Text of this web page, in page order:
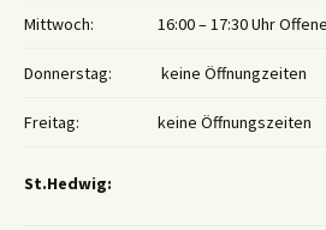
Mittwoch: 16:00 – 17:30 Uhr
Donnerstag: keine Öffnungzeiten
Freitag: keine Öffnungszeiten
St.Hedwig: